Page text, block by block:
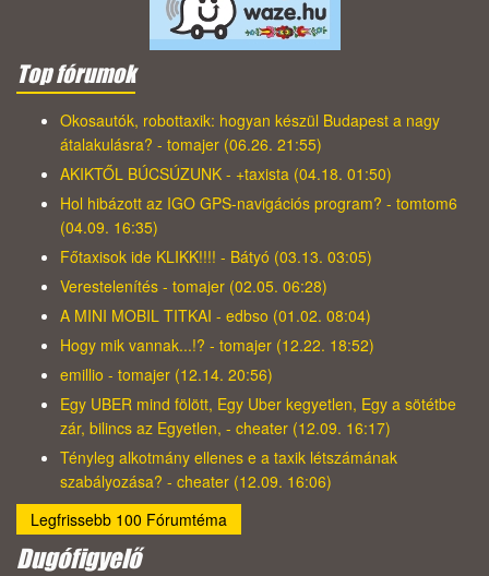
Top fórumok
Okosautók, robottaxik: hogyan készül Budapest a nagy
átalakulásra? - tomajer (06.26. 21:55)
AKIKTŐL BÚCSÚZUNK - +taxista (04.18. 01:50)
Hol hibázott az IGO GPS-navigációs program? - tomtom6
(04.09. 16:35)
Főtaxisok ide KLIKK!!!! - Bátyó (03.13. 03:05)
Verestelenítés - tomajer (02.05. 06:28)
A MINI MOBIL TITKAI - edbso (01.02. 08:04)
Hogy mik vannak...!? - tomajer (12.22. 18:52)
emillio - tomajer (12.14. 20:56)
Egy UBER mind fölött, Egy Uber kegyetlen, Egy a sötétbe
zár, bilincs az Egyetlen, - cheater (12.09. 16:17)
Tényleg alkotmány ellenes e a taxik létszámának
szabályozása? - cheater (12.09. 16:06)
Legfrissebb 100 Fórumtéma
Dugófigyelő